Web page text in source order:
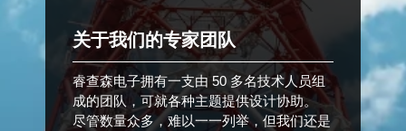
关于我们的专家团队
睿查森电子拥有一支由 50 多名技术人员组
成的团队，可就各种主题提供设计协助。
尽管数量众多，难以一一列举，但我们还是